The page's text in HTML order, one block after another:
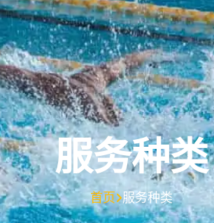
服务种类
首页 服务种类